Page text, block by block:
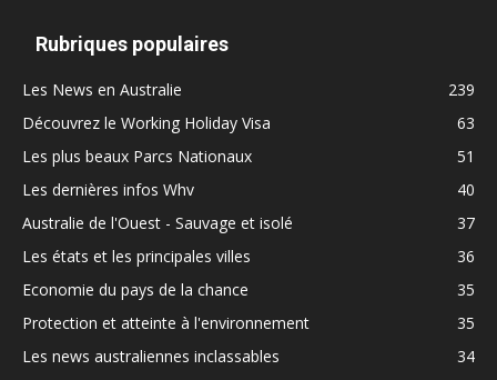
Rubriques populaires
Les News en Australie
239
Découvrez le Working Holiday Visa
63
Les plus beaux Parcs Nationaux
51
Les dernières infos Whv
40
Australie de l'Ouest - Sauvage et isolé
37
Les états et les principales villes
36
Economie du pays de la chance
35
Protection et atteinte à l'environnement
35
Les news australiennes inclassables
34